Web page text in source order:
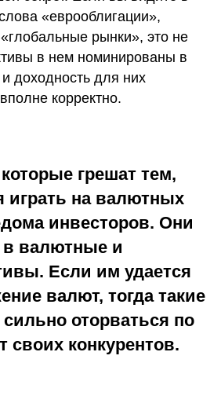
«еврооблигации»,
рынки», это не
в нем номинированы в
доходность для них
корректно.
грешат тем,
играть на валютных
инвесторов. Они
в валютные и
Если им удается
валют, тогда такие
оторваться по
своих конкурентов.